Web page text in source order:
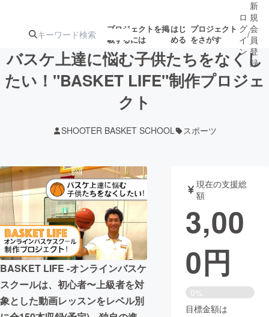
プロジェクトを掲
載するには
はじ
める
プロジェクト
をさがす
注目の新着プロ募集終了が近いプ
テクノロジー・ガジェット
映像・映画 書籍・雑誌
ビジネス・起業 チャレンジ
まちづくり・地域活性化
ロ
グ
イ
ン
/
新
規
会
員
登
録
バスケ上達に悩む子供たちをなくし
たい！"BASKET LIFE"制作プロジェ
クト
SHOOTER BASKET SCHOOL スポーツ
BASKET LIFE -オンラインバスケ
スクールは、初心者〜上級者を対
象とした動画レッスンをレベル別
現在の支援総
額
3,00
0円
0%
目標金額は